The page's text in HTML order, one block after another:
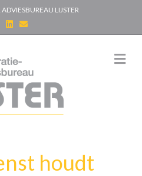
LIJSTER
n
d
i
n
E
m
a
M
e
houdt